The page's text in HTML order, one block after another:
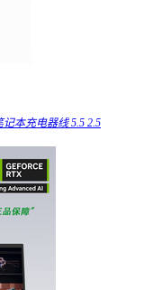
本充电器线 5.5 2.5